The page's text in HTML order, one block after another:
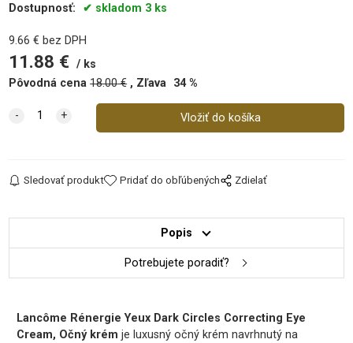
Dostupnosť: skladom 3 ks
9.66 € bez DPH
11.88 €
ks
Pôvodná cena 18.00€ Zľava 34%
Sledovať produkt Pridať do obľúbených Zdielať
Popis
Potrebujete poradiť?
Lancôme Rénergie Yeux Dark Circles Correcting Eye
Cream, Očný krém je luxusný očný krém navrhnutý na